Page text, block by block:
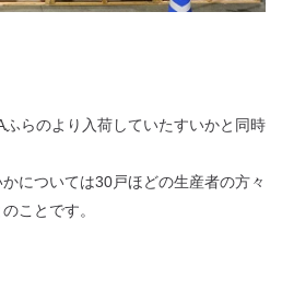
らのより入荷していたすいかと同時
については30戸ほどの生産者の方々
ことです。